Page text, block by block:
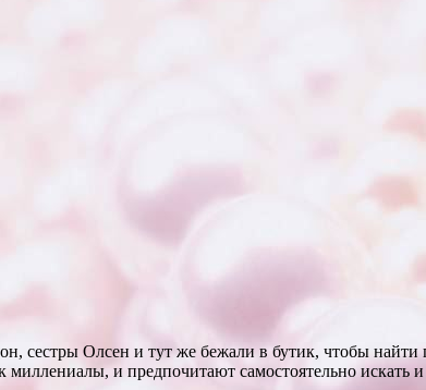
сестры Олсен и тут же бежали в бутик, чтобы
и предпочитают самостоятельно искать и